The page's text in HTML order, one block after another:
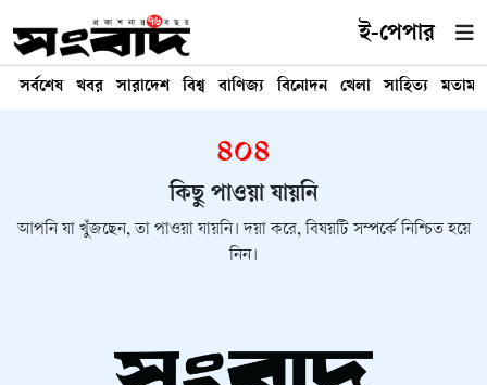
ই-পেপার
সর্বশেষ খবর সারাদেশ বিশ্ব বাণিজ্য বিনোদন খেলা সাহিত্য মতামত
৪০৪
কিছু পাওয়া যায়নি
আপনি যা খুঁজছেন, তা পাওয়া যায়নি। দয়া করে, বিষয়টি সম্পর্কে নিশ্চিত হয়ে
নিন।